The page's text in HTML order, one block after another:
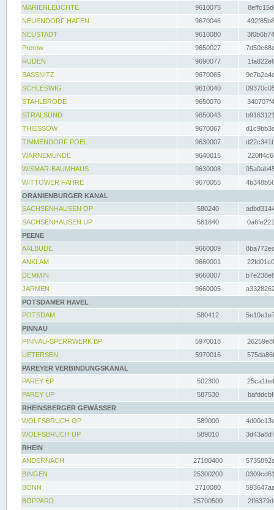
MARIENLEUCHTE
9610075
NEUENDORF HAFEN
9670046
NEUSTADT
9610080
Prerow
9650027
RUDEN
9690077
SASSNITZ
9670065
SCHLESWIG
9610040
STAHLBRODE
9650070
STRALSUND
9650043
THIESSOW
9670067
TIMMENDORF POEL
9630007
WARNEMÜNDE
9640015
WISMAR-BAUMHAUS
9630008
WITTOWER FÄHRE
9670055
ORANIENBURGER KANAL
SACHSENHAUSEN OP
580240
SACHSENHAUSEN UP
581840
PEENE
AALBUDE
9660009
ANKLAM
9660001
DEMMIN
9660007
JARMEN
9660005
POTSDAMER HAVEL
POTSDAM
580412
PINNAU
PINNAU-SPERRWERK BP
5970018
UETERSEN
5970016
PAREYER VERBINDUNGSKANAL
PAREY EP
502300
PAREY UP
587530
RHEINSBERGER GEWÄSSER
WOLFSBRUCH OP
589000
WOLFSBRUCH UP
589010
RHEIN
ANDERNACH
27100400
BINGEN
25300200
BONN
2710080
BOPPARD
25700500